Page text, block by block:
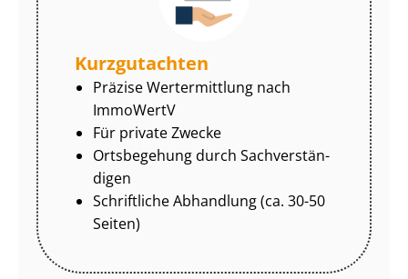
Kurzgutachten
Präzise Wertermittlung nach
ImmoWertV
Für private Zwecke
Ortsbegehung durch Sach­ver­stän­
di­gen
Schriftliche Abhandlung (ca. 30-50
Seiten)